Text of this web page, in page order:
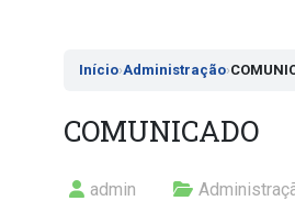
Início›Administração›
COMUNICADO
admin